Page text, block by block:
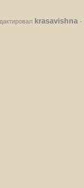
krasavishna -